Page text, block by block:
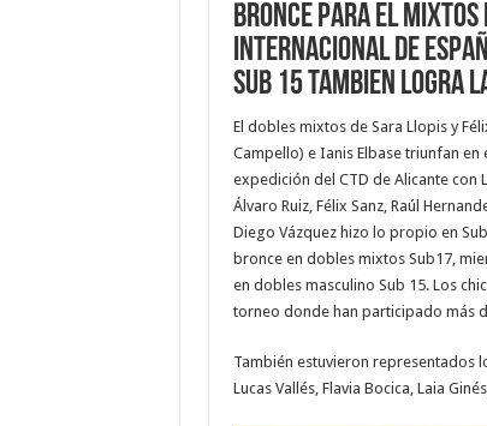
BRONCE PARA EL
INTERNACIONAL DE
SUB 15 TAMBIEN LOGRA
El dobles mixtos de Sara Llopis y
Campello) e Ianis Elbase triunfan en
expedición del CTD de Alicante con
Álvaro Ruiz, Félix Sanz, Raúl
Diego Vázquez hizo lo propio en Sub
bronce en dobles mixtos Sub17,
en dobles masculino Sub 15. Los
torneo donde han participado más
También estuvieron representados
Lucas Vallés, Flavia Bocica, Laia